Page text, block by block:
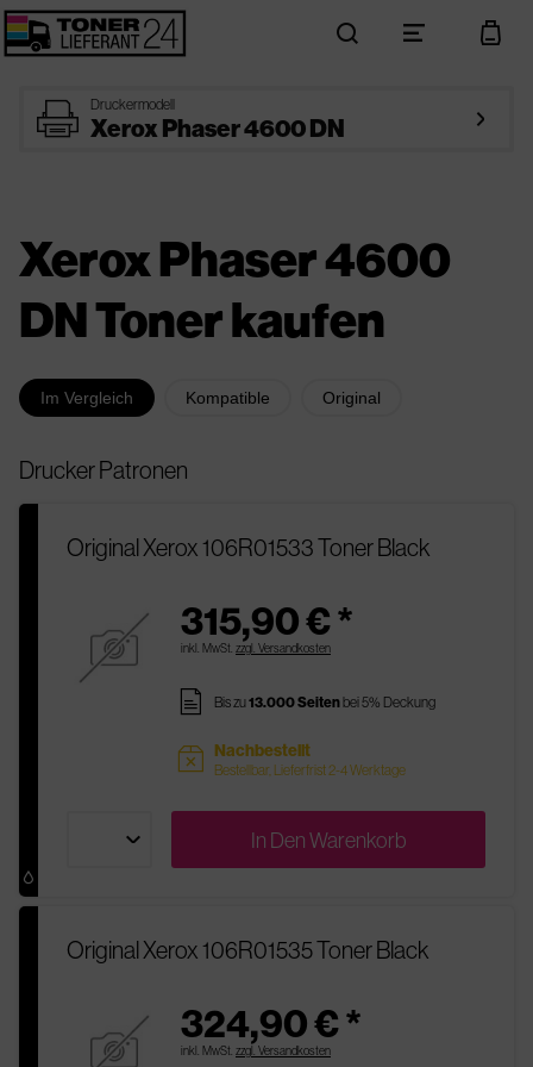
search menu cart
printer Druckermodell
Xerox Phaser 4600 DN arrow_right
Xerox Phaser 4600
DN Toner kaufen
Im Vergleich Kompatible Original
Drucker Patronen
Original Xerox 106R01533 Toner Black
315,90 € *
inkl. MwSt. zzgl. Versandkosten
pages Bis zu13.000 Seitenbei 5% Deckung
sold Nachbestellt
Bestellbar, Lieferfrist 2-4 Werktage
In DenWarenkorb
Original Xerox 106R01535 Toner Black
324,90 € *
inkl. MwSt. zzgl. Versandkosten